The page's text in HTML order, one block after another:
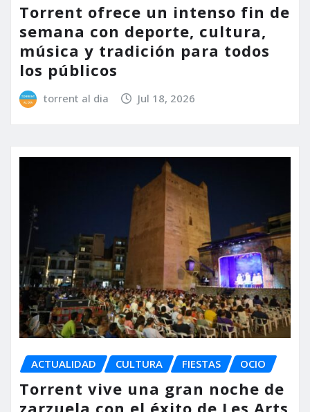
Torrent ofrece un intenso fin de
semana con deporte, cultura,
música y tradición para todos
los públicos
torrent al dia Jul 18, 2026
ACTUALIDAD CULTURA FIESTAS OCIO
Torrent vive una gran noche de